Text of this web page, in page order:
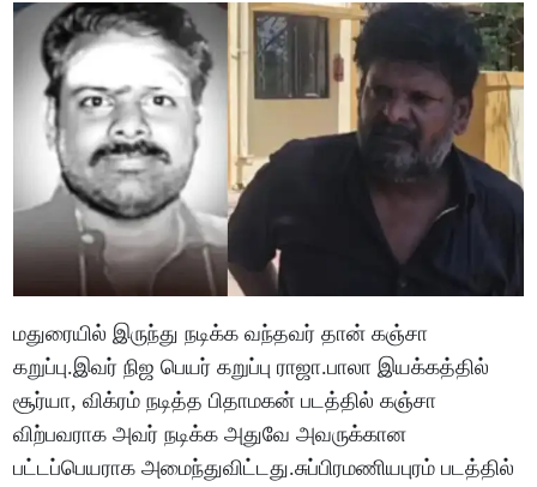
மதுரையில் இருந்து நடிக்க வந்தவர் தான் கஞ்சா
கறுப்பு.இவர் நிஜ பெயர் கறுப்பு ராஜா.பாலா இயக்கத்தில்
சூர்யா, விக்ரம் நடித்த பிதாமகன் படத்தில் கஞ்சா
விற்பவராக அவர் நடிக்க அதுவே அவருக்கான
பட்டப்பெயராக அமைந்துவிட்டது.சுப்பிரமணியபுரம் படத்தில்